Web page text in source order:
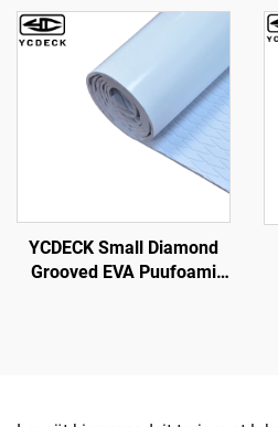
merimatilla Simuloitu
Meri-vene-matit
Jääkylpyveneiden lattialle
Non-Slip Itseliimautuva
Lattia
YCDECK Small Diamond
Grooved EVA Puufoami